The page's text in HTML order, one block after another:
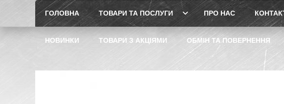
ГОЛОВНА ТОВАРИ ТА ПОСЛУГИ ПРО НАС
НОВИНКИ ТОВАРИ З АКЦІЯМИ ОБМІН ТА ПОВЕРНЕННЯ